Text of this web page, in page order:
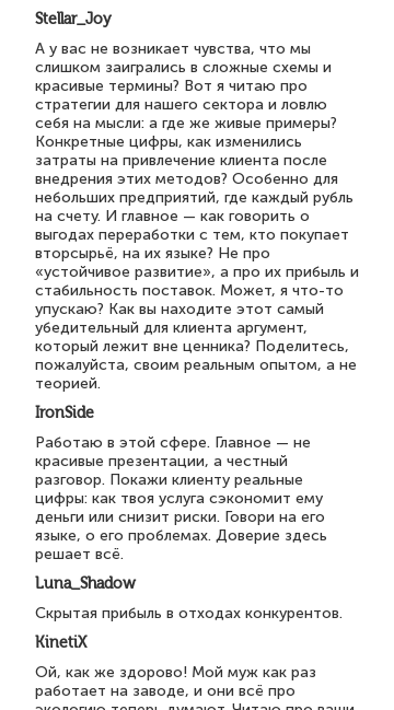
Stellar_Joy
А у вас не возникает чувства, что мы
слишком заигрались в сложные схемы и
красивые термины? Вот я читаю про
стратегии для нашего сектора и ловлю
себя на мысли: а где же живые примеры?
Конкретные цифры, как изменились
затраты на привлечение клиента после
внедрения этих методов? Особенно для
небольших предприятий, где каждый рубль
на счету. И главное — как говорить о
выгодах переработки с тем, кто покупает
вторсырьё, на их языке? Не про
«устойчивое развитие», а про их прибыль и
стабильность поставок. Может, я что-то
упускаю? Как вы находите этот самый
убедительный для клиента аргумент,
который лежит вне ценника? Поделитесь,
пожалуйста, своим реальным опытом, а не
теорией.
IronSide
Работаю в этой сфере. Главное — не
красивые презентации, а честный
разговор. Покажи клиенту реальные
цифры: как твоя услуга сэкономит ему
деньги или снизит риски. Говори на его
языке, о его проблемах. Доверие здесь
решает всё.
Luna_Shadow
Скрытая прибыль в отходах конкурентов.
KinetiX
Ой, как же здорово! Мой муж как раз
работает на заводе, и они всё про